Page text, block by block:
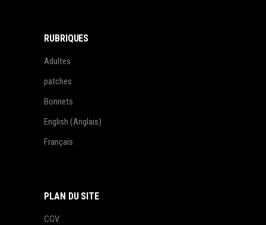
RUBRIQUES
Adultes
patches
Bonnets
English (Anglais)
Français
PLAN DU SITE
CGV